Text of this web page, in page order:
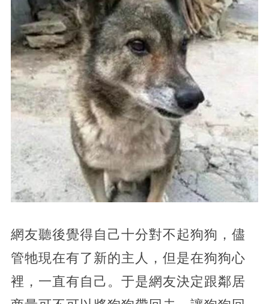
網友聽後覺得自己十分對不起狗狗，儘
管牠現在有了新的主人，但是在狗狗心
裡，一直有自己。于是網友決定跟鄰居